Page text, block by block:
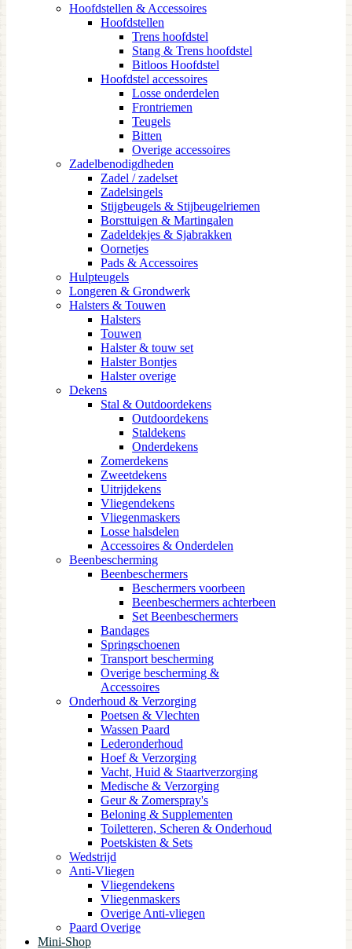
Hoofdstellen & Accessoires
Hoofdstellen
Trens hoofdstel
Stang & Trens hoofdstel
Bitloos Hoofdstel
Hoofdstel accessoires
Losse onderdelen
Frontriemen
Teugels
Bitten
Overige accessoires
Zadelbenodigdheden
Zadel / zadelset
Zadelsingels
Stijgbeugels & Stijbeugelriemen
Borsttuigen & Martingalen
Zadeldekjes & Sjabrakken
Oornetjes
Pads & Accessoires
Hulpteugels
Longeren & Grondwerk
Halsters & Touwen
Halsters
Touwen
Halster & touw set
Halster Bontjes
Halster overige
Dekens
Stal & Outdoordekens
Outdoordekens
Staldekens
Onderdekens
Zomerdekens
Zweetdekens
Uitrijdekens
Vliegendekens
Vliegenmaskers
Losse halsdelen
Accessoires & Onderdelen
Beenbescherming
Beenbeschermers
Beschermers voorbeen
Beenbeschermers achterbeen
Set Beenbeschermers
Bandages
Springschoenen
Transport bescherming
Overige bescherming &
Accessoires
Onderhoud & Verzorging
Poetsen & Vlechten
Wassen Paard
Lederonderhoud
Hoef & Verzorging
Vacht, Huid & Staartverzorging
Medische & Verzorging
Geur & Zomerspray's
Beloning & Supplementen
Toiletteren, Scheren & Onderhoud
Poetskisten & Sets
Wedstrijd
Anti-Vliegen
Vliegendekens
Vliegenmaskers
Overige Anti-vliegen
Paard Overige
Mini-Shop